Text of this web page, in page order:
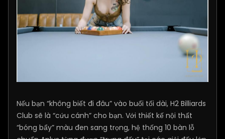
Nếu bạn “không biết đi đâu” vào buổi tối dài, H2 Billiards
Club sẽ là “cứu cánh” cho bạn. Với thiết kế nội thất
“bóng bẩy” màu đen sang trọng, hệ thống 10 bàn lỗ